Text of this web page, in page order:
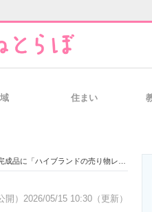
経営リーダーの
住まい
ドの売り物レベル」「センスが桁違い」
） 2026/05/15 10:30（更新）